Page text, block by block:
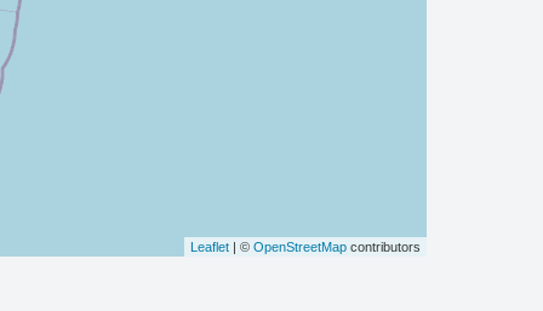
Leaflet | © OpenStreetMap contributors